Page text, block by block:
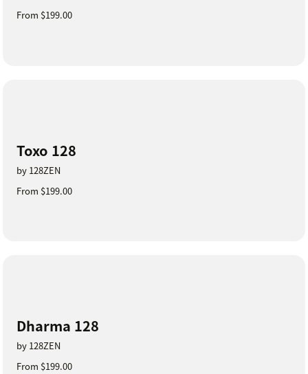
From $199.00
Toxo 128
by 128ZEN
From $199.00
Dharma 128
by 128ZEN
From $199.00